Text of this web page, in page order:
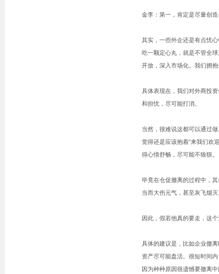
金李：第一，肯定是尽量创
其实，一些外企还是有点忧
吃一颗定心丸，就是不管全
开放，深入市场化。我们拥
具体表现在，我们对外商投
和担忧，尽可能打消。
当然，很难说这都可以通过
觉得还是应该抱着“来我们欢
得心情舒畅，尽可能不狼狈。
毕竟在仓促撤离的过程中，
当而大伤元气，甚至灰飞烟
因此，假若他真的要走，这
具体的建议是，比如企业撤
资产尽可能盘活。很短时间
因为种种原因很遗憾要撤离